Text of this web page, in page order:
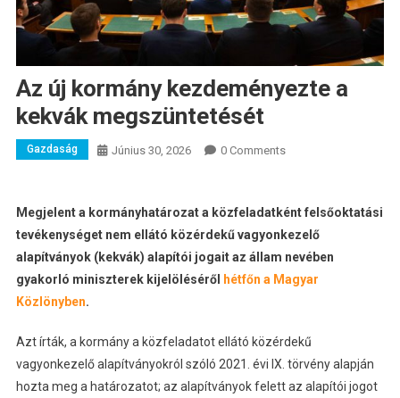
Az új kormány kezdeményezte a
kekvák megszüntetését
Gazdaság Június 30, 2026 0 Comments
Megjelent a kormányhatározat a közfeladatként felsőoktatási
tevékenységet nem ellátó közérdekű vagyonkezelő
alapítványok (kekvák) alapítói jogait az állam nevében
gyakorló miniszterek kijelöléséről
hétfőn a Magyar
Közlönyben.
Azt írták, a kormány a közfeladatot ellátó közérdekű
vagyonkezelő alapítványokról szóló 2021. évi IX. törvény alapján
hozta meg a határozatot; az alapítványok felett az alapítói jogot